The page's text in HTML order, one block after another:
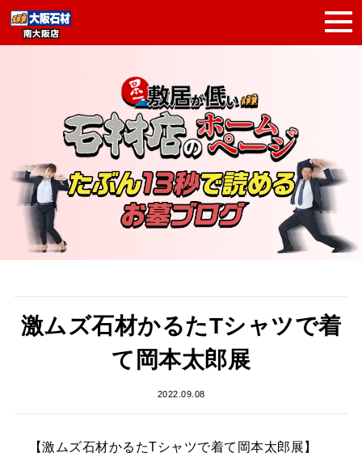
激ムズ石材かるたTシャツで着
て岡本太郎展
2022.09.08
【激ムズ石材かるたTシャツで着て岡本太郎展】